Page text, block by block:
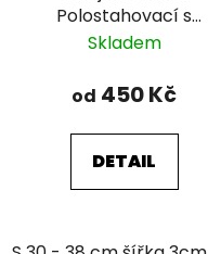
Polostahovací s
řetízkem - Pink I.
Skladem
od 450 Kč
DETAIL